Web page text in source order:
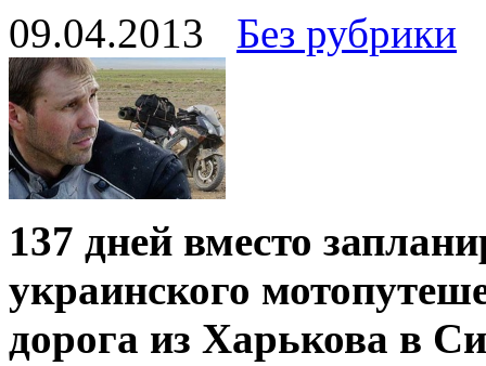
09.04.2013 Без рубрики
137 дней вместо
украинского
дорога из Харькова в